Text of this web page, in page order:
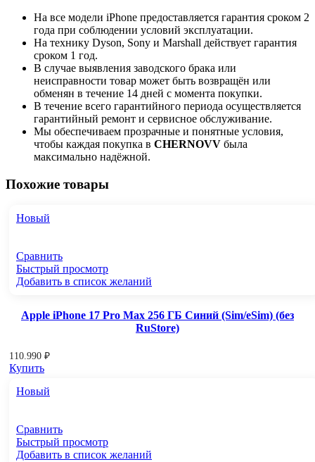
На все модели iPhone предоставляется гарантия сроком 2
года при соблюдении условий эксплуатации.
На технику Dyson, Sony и Marshall действует гарантия
сроком 1 год.
В случае выявления заводского брака или
неисправности товар может быть возвращён или
обменян в течение 14 дней с момента покупки.
В течение всего гарантийного периода осуществляется
гарантийный ремонт и сервисное обслуживание.
Мы обеспечиваем прозрачные и понятные условия,
чтобы каждая покупка в CHERNOVV была
максимально надёжной.
Похожие товары
Новый
Сравнить
Быстрый просмотр
Добавить в список желаний
Apple iPhone 17 Pro Max 256 ГБ Синий (Sim/eSim) (без
RuStore)
110.990 ₽
Купить
Новый
Сравнить
Быстрый просмотр
Добавить в список желаний